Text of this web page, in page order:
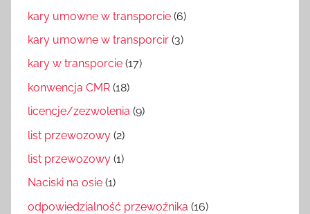
kary umowne w transporcie (6)
kary umowne w transporcir (3)
kary w transporcie (17)
konwencja CMR (18)
licencje/zezwolenia (9)
list przewozowy (2)
list przewozowy (1)
Naciski na osie (1)
odpowiedzialność przewoźnika (16)